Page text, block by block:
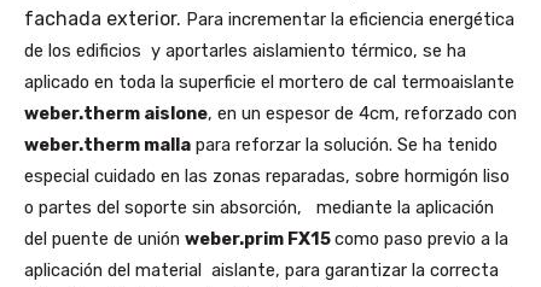
fachada exterior. Para incrementar la eficiencia energética
de los edificios y aportarles aislamiento térmico, se ha
aplicado en toda la superficie el mortero de cal termoaislante
weber.therm aislone, en un espesor de 4cm, reforzado con
weber.therm malla para reforzar la solución. Se ha tenido
especial cuidado en las zonas reparadas, sobre hormigón liso
o partes del soporte sin absorción, mediante la aplicación
del puente de unión weber.prim FX15como paso previo a la
aplicación del material aislante, para garantizar la correcta